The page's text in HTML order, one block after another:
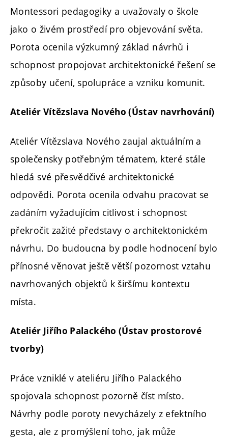
Montessori pedagogiky a uvažovaly o škole
jako o živém prostředí pro objevování světa.
Porota ocenila výzkumný základ návrhů i
schopnost propojovat architektonické řešení se
způsoby učení, spolupráce a vzniku komunit.
Ateliér Vítězslava Nového (Ústav navrhování)
Ateliér Vítězslava Nového zaujal aktuálním a
společensky potřebným tématem, které stále
hledá své přesvědčivé architektonické
odpovědi. Porota ocenila odvahu pracovat se
zadáním vyžadujícím citlivost i schopnost
překročit zažité představy o architektonickém
návrhu. Do budoucna by podle hodnocení bylo
přínosné věnovat ještě větší pozornost vztahu
navrhovaných objektů k širšímu kontextu
místa.
Ateliér Jiřího Palackého (Ústav prostorové
tvorby)
Práce vzniklé v ateliéru Jiřího Palackého
spojovala schopnost pozorně číst místo.
Návrhy podle poroty nevycházely z efektního
gesta, ale z promýšlení toho, jak může